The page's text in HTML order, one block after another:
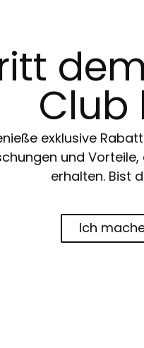
Club
exklusive
und
erhalten. Bist
Ich